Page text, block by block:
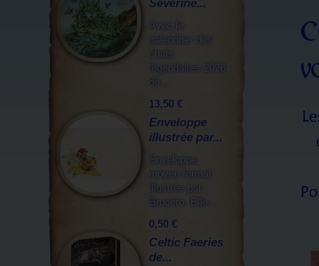
Séverine...
Avec le
calendrier des
chats
légendaires 2026
de...
13,50 €
Enveloppe
illustrée par...
Enveloppe
moyen format
illustrée par
Brucero. Elle...
0,50 €
Celtic Faeries
de...